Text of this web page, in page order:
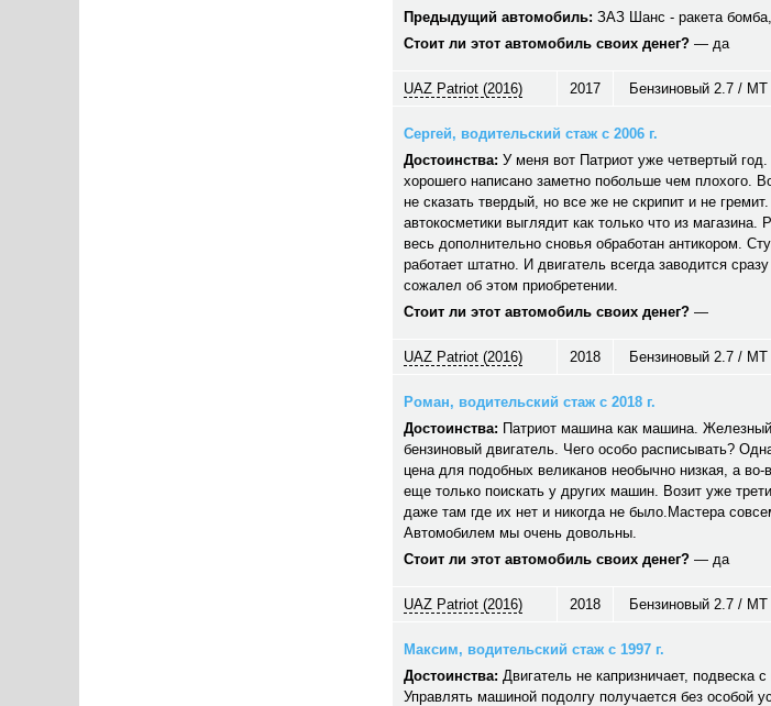
Предыдущий автомобиль: ЗАЗ Шанс - ракета
Стоит ли этот автомобиль своих денег? — да
UAZ Patriot (2016) 2017 Бензиновый 2.7 / MT
Сергей, водительский стаж с 2006 г.
Достоинства: У меня вот Патриот уже четвертый
хорошего написано заметно побольше чем плохого.
не сказать твердый, но все же не скрипит и не
автокосметики выглядит как только что из
весь дополнительно сновья обработан антикором.
работает штатно. И двигатель всегда заводится
сожалел об этом приобретении.
Стоит ли этот автомобиль своих денег? —
UAZ Patriot (2016) 2018 Бензиновый 2.7 / MT
Роман, водительский стаж с 2018 г.
Достоинства: Патриот машина как машина.
бензиновый двигатель. Чего особо расписывать?
цена для подобных великанов необычно низкая, а
еще только поискать у других машин. Возит уже
даже там где их нет и никогда не было.Мастера
Автомобилем мы очень довольны.
Стоит ли этот автомобиль своих денег? — да
UAZ Patriot (2016) 2018 Бензиновый 2.7 / MT
Максим, водительский стаж с 1997 г.
Достоинства: Двигатель не капризничает, подвеска
Управлять машиной подолгу получается без особой